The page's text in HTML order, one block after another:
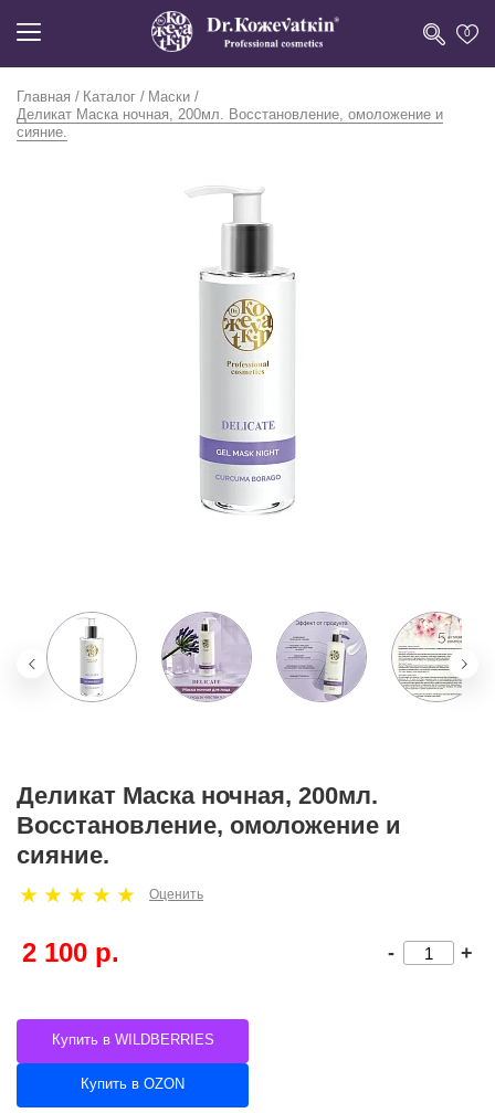
0
Главная Каталог
Маски
Деликат Маска ночная, 200мл. Восстановление, омоложение и
сияние.
Деликат Маска ночная, 200мл.
Восстановление, омоложение и
сияние.
Оценить
2 100 р. - +
Купить в WILDBERRIES
Купить в OZON